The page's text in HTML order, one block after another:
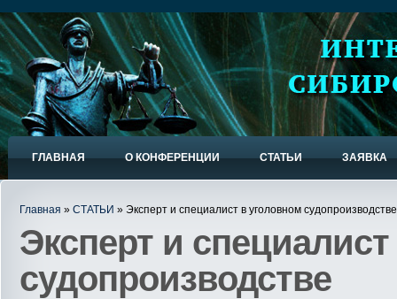
ГЛАВНАЯ О КОНФЕРЕНЦИИ СТАТЬИ ЗАЯВКА
Главная » СТАТЬИ » Эксперт и специалист в уголовном судопроизводстве
Эксперт и
судопроизводстве